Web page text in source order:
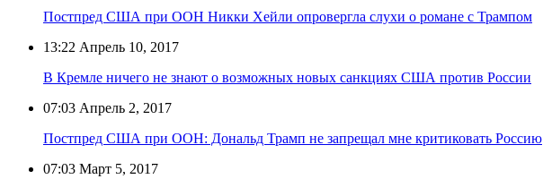
Постпред США при ООН Никки Хейли опровергла слухи о романе с Трампом
13:22 Апрель 10, 2017
В Кремле ничего не знают о возможных новых санкциях США против России
07:03 Апрель 2, 2017
Постпред США при ООН: Дональд Трамп не запрещал мне критиковать Россию
07:03 Март 5, 2017